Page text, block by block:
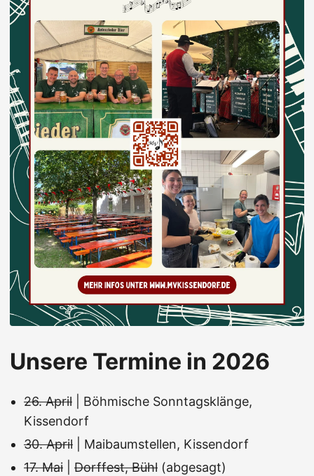
Unsere Termine in 2026
26. April | Böhmische Sonntagsklänge,
Kissendorf
30. April | Maibaumstellen, Kissendorf
17. Mai
Dorffest, Bühl (abgesagt)